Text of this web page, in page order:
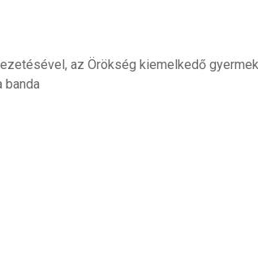
az Örökség kiemelkedő
banda